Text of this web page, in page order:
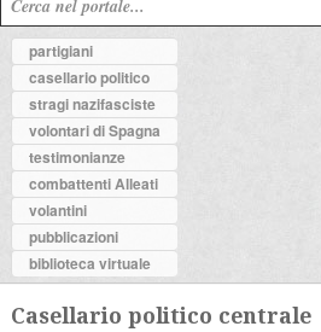
partigiani
casellario politico
stragi nazifasciste
volontari di Spagna
testimonianze
combattenti Alleati
volantini
pubblicazioni
biblioteca virtuale
Casellario politico centrale